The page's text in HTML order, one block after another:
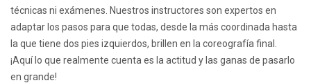
técnicas ni exámenes. Nuestros instructores son expertos en
adaptar los pasos para que todas, desde la más coordinada hasta
la que tiene dos pies izquierdos, brillen en la coreografía final.
¡Aquí lo que realmente cuenta es la actitud y las ganas de pasarlo
en grande!